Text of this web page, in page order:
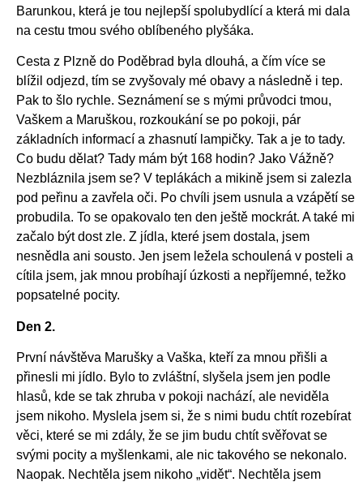
Barunkou, která je tou nejlepší spolubydlící a která mi dala
na cestu tmou svého oblíbeného plyšáka.
Cesta z Plzně do Poděbrad byla dlouhá, a čím více se
blížil odjezd, tím se zvyšovaly mé obavy a následně i tep.
Pak to šlo rychle. Seznámení se s mými průvodci tmou,
Vaškem a Maruškou, rozkoukání se po pokoji, pár
základních informací a zhasnutí lampičky. Tak a je to tady.
Co budu dělat? Tady mám být 168 hodin? Jako Vážně?
Nezbláznila jsem se? V teplákách a mikině jsem si zalezla
pod peřinu a zavřela oči. Po chvíli jsem usnula a vzápětí se
probudila. To se opakovalo ten den ještě mockrát. A také mi
začalo být dost zle. Z jídla, které jsem dostala, jsem
nesnědla ani sousto. Jen jsem ležela schoulená v posteli a
cítila jsem, jak mnou probíhají úzkosti a nepříjemné, težko
popsatelné pocity.
Den 2.
První návštěva Marušky a Vaška, kteří za mnou přišli a
přinesli mi jídlo. Bylo to zvláštní, slyšela jsem jen podle
hlasů, kde se tak zhruba v pokoji nachází, ale neviděla
jsem nikoho. Myslela jsem si, že s nimi budu chtít rozebírat
věci, které se mi zdály, že se jim budu chtít svěřovat se
svými pocity a myšlenkami, ale nic takového se nekonalo.
Naopak. Nechtěla jsem nikoho „vidět“. Nechtěla jsem